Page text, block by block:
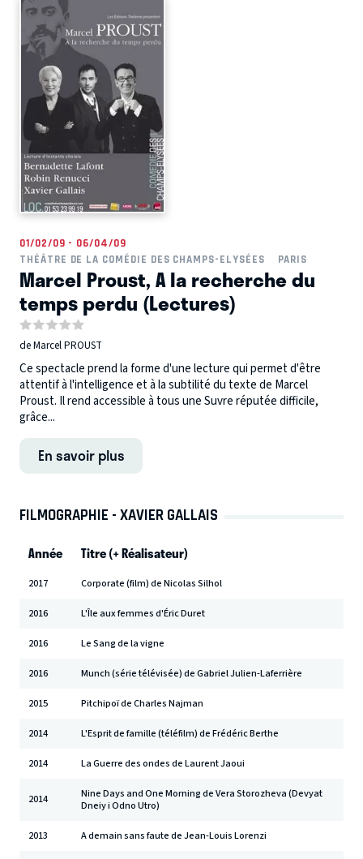
01/02/09 - 06/04/09
THÉÂTRE DE LA COMÉDIE DES CHAMPS-ELYSÉES
PARIS
Marcel Proust, A la recherche du
temps perdu (Lectures)
de Marcel PROUST
Ce spectacle prend la forme d'une lecture qui permet d'être
attentif à l'intelligence et à la subtilité du texte de Marcel
Proust. Il rend accessible à tous une Suvre réputée difficile,
grâce...
En savoir plus
FILMOGRAPHIE - XAVIER GALLAIS
Année Titre (+ Réalisateur)
2017 Corporate (film) de Nicolas Silhol
2016 L'Île aux femmes d'Éric Duret
2016 Le Sang de la vigne
2016 Munch (série télévisée) de Gabriel Julien-Laferrière
2015 Pitchipoï de Charles Najman
2014 L'Esprit de famille (téléfilm) de Frédéric Berthe
2014 La Guerre des ondes de Laurent Jaoui
2014
Nine Days and One Morning de Vera Storozheva (Devyat
Dneiy i Odno Utro)
2013 A demain sans faute de Jean-Louis Lorenzi